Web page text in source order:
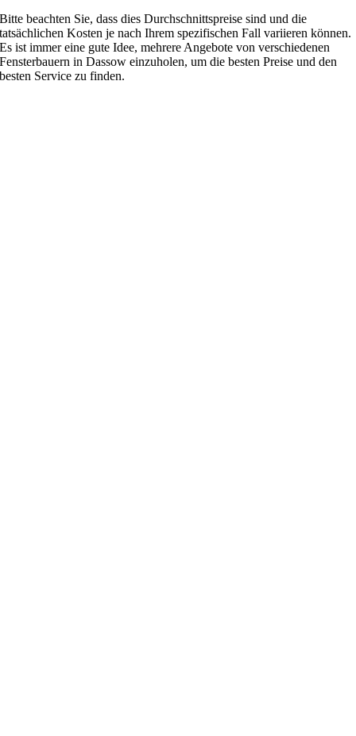
Bitte beachten Sie, dass dies Durchschnittspreise sind und die
tatsächlichen Kosten je nach Ihrem spezifischen Fall variieren können.
Es ist immer eine gute Idee, mehrere Angebote von verschiedenen
Fensterbauern in Dassow einzuholen, um die besten Preise und den
besten Service zu finden.